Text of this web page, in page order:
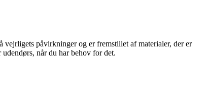
påvirkninger og er fremstillet af materialer, der er
når du har behov for det.